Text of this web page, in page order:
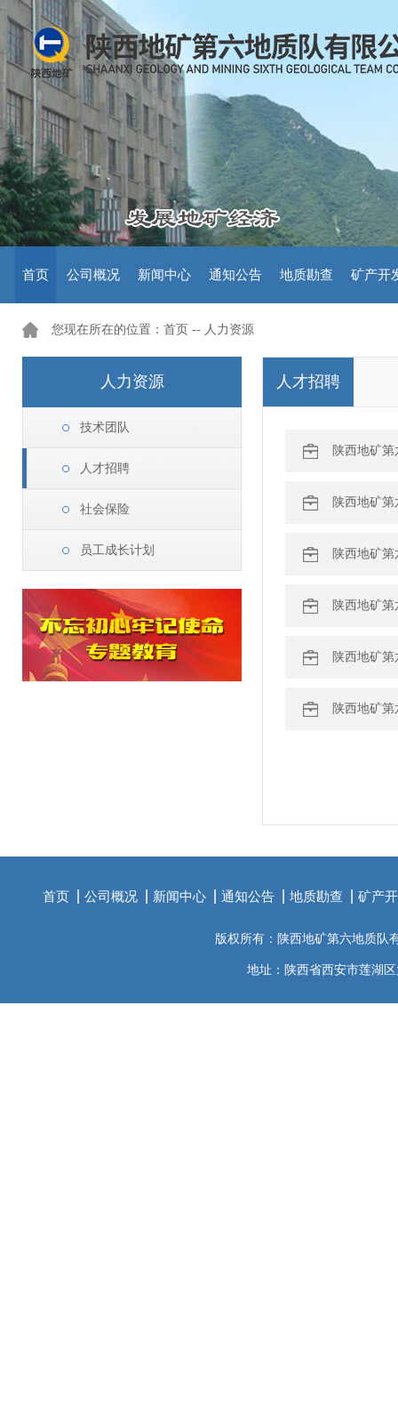
首页 公司概况 新闻中心 通知公告 地质勘查 矿产开
您现在所在的位置：首页 -- 人力资源
人力资源
技术团队
人才招聘
社会保险
员工成长计划
人才招聘
陕西地矿
陕西地矿
陕西地矿
陕西地矿
陕西地矿
陕西地矿
首页 公司概况 新闻中心 通知公告 地质勘查 矿产
版权所有：陕西地矿第六地质队
地址：陕西省西安市莲湖